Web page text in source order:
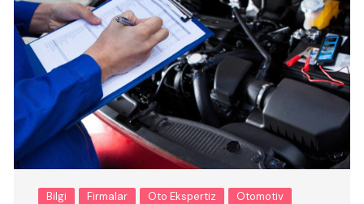
Bilgi Firmalar Oto Ekspertiz Otomotiv